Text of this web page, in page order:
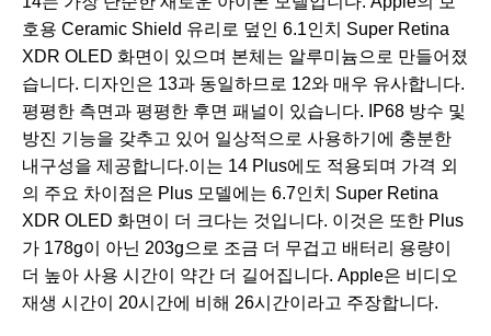
호용 Ceramic Shield 유리로 덮인 6.1인치 Super Retina
XDR OLED 화면이 있으며 본체는 알루미늄으로 만들어졌
습니다. 디자인은 13과 동일하므로 12와 매우 유사합니다.
평평한 측면과 평평한 후면 패널이 있습니다. IP68 방수 및
방진 기능을 갖추고 있어 일상적으로 사용하기에 충분한
내구성을 제공합니다.이는 14 Plus에도 적용되며 가격 외
의 주요 차이점은 Plus 모델에는 6.7인치 Super Retina
XDR OLED 화면이 더 크다는 것입니다. 이것은 또한 Plus
가 178g이 아닌 203g으로 조금 더 무겁고 배터리 용량이
더 높아 사용 시간이 약간 더 길어집니다. Apple은 비디오
재생 시간이 20시간에 비해 26시간이라고 주장합니다.